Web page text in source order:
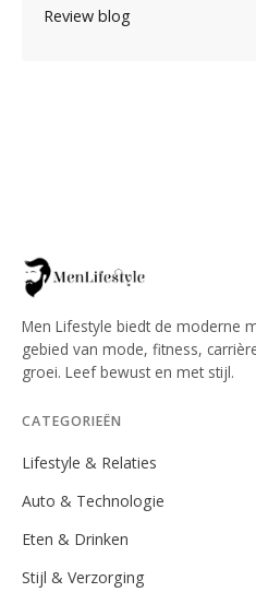
Review blog
Men Lifestyle biedt de moderne
gebied van mode, fitness,
groei. Leef bewust en met stijl.
CATEGORIEËN
Lifestyle & Relaties
Auto & Technologie
Eten & Drinken
Stijl & Verzorging